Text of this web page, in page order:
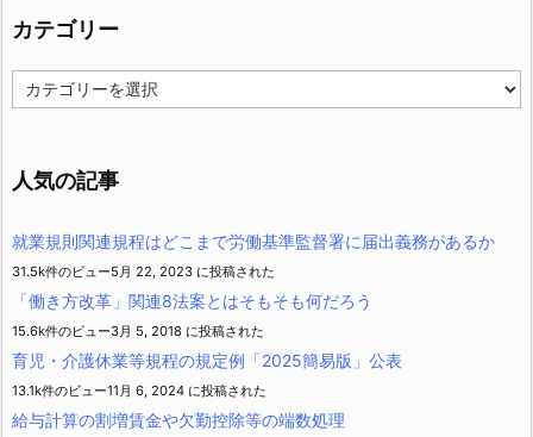
カテゴリー
テ
ー
人気の記事
就業規則関連規程はどこまで労働基準監督署に届出義務があるか
31.5k件のビュー5月 22, 2023 に投稿された
「働き方改革」関連8法案とはそもそも何だろう
15.6k件のビュー3月 5, 2018 に投稿された
育児・介護休業等規程の規定例「2025簡易版」公表
13.1k件のビュー11月 6, 2024 に投稿された
給与計算の割増賃金や欠勤控除等の端数処理